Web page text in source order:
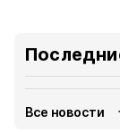
Все новости